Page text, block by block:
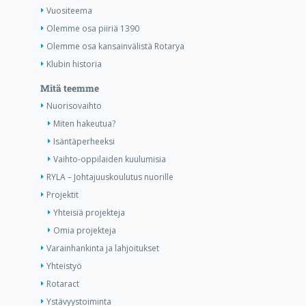
Vuositeema
Olemme osa piiriä 1390
Olemme osa kansainvälistä Rotarya
Klubin historia
Mitä teemme
Nuorisovaihto
Miten hakeutua?
Isäntäperheeksi
Vaihto-oppilaiden kuulumisia
RYLA – Johtajuuskoulutus nuorille
Projektit
Yhteisiä projekteja
Omia projekteja
Varainhankinta ja lahjoitukset
Yhteistyö
Rotaract
Ystävyystoiminta